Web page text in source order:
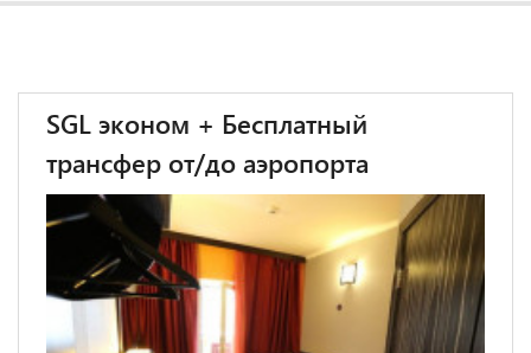
SGL эконом + Бесплатный
трансфер от/до аэропорта